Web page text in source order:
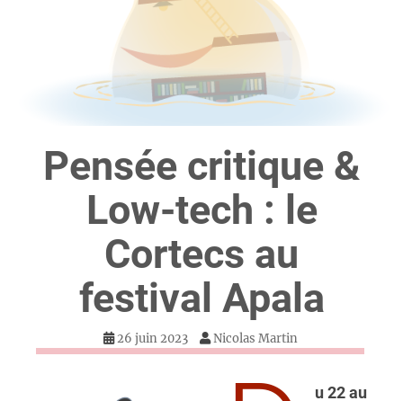
Pensée critique &
Low-tech : le
Cortecs au
festival Apala
26 juin 2023 Nicolas Martin
u 22 au